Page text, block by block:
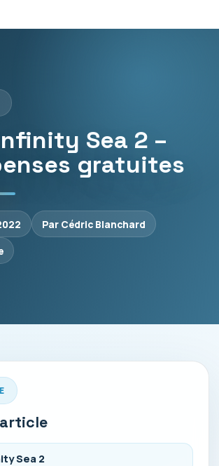
Sea 2 –
gratuites
Par Cédric Blanchard
Sea 2